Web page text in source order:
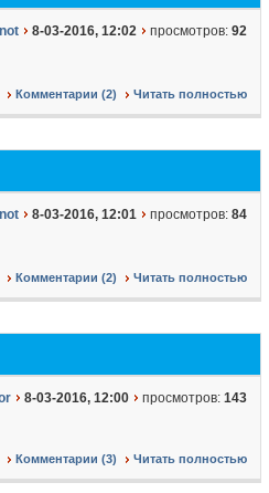
8-03-2016, 12:02 просмотров: 92
Комментарии (2) Читать полностью
8-03-2016, 12:01 просмотров: 84
Комментарии (2) Читать полностью
8-03-2016, 12:00 просмотров: 143
Комментарии (3) Читать полностью